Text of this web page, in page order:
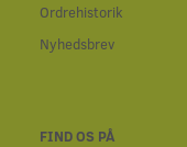
Ordrehistorik
Nyhedsbrev
FIND OS PÅ